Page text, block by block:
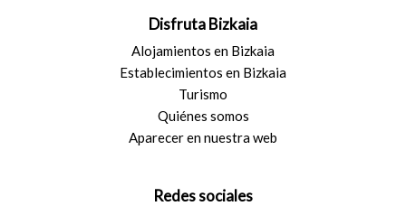
Disfruta Bizkaia
Alojamientos en Bizkaia
Establecimientos en Bizkaia
Turismo
Quiénes somos
Aparecer en nuestra web
Redes sociales